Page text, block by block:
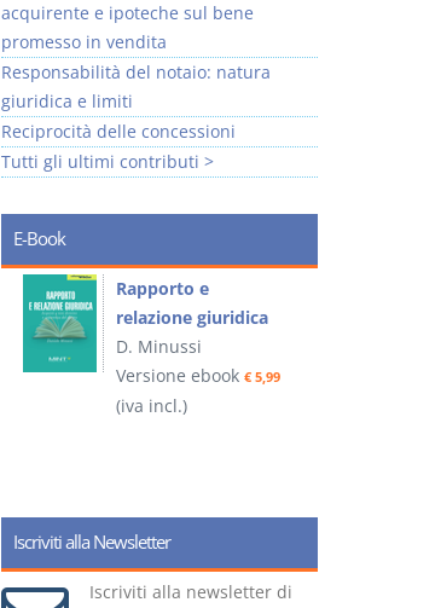
acquirente e ipoteche sul bene
promesso in vendita
Responsabilità del notaio: natura
giuridica e limiti
Reciprocità delle concessioni
Tutti gli ultimi contributi >
E-Book
Rapporto e
relazione giuridica
D. Minussi
Versione ebook € 5,99
(iva incl.)
Iscriviti alla Newsletter
Iscriviti alla newsletter di